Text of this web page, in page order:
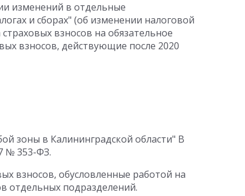
изменений в отдельные
и сборах" (об изменении налоговой
взносов на обязательное
взносов, действующие после 2020
зоны в Калининградской области" В
№ 353-ФЗ.
взносов, обусловленные работой на
отдельных подразделений.